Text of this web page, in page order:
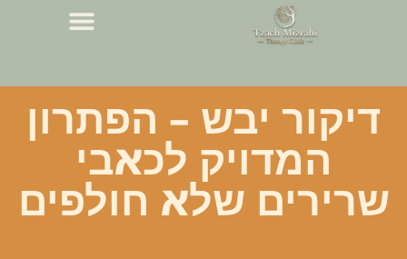
דיקור יבש – הפתרון
המדויק לכאבי
שרירים שלא חולפים